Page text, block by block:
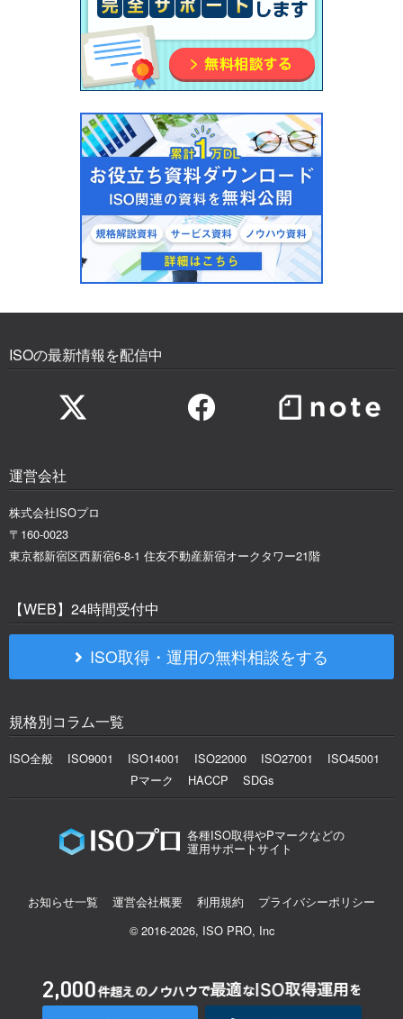
ISOの最新情報を配信中
運営会社
株式会社ISOプロ
〒160-0023
東京都新宿区西新宿6-8-1 住友不動産新宿オークタワー21階
【WEB】24時間受付中
ISO取得・運用の無料相談をする
規格別コラム一覧
ISO全般 ISO9001 ISO14001 ISO22000 ISO27001
ISO45001
Pマーク
HACCP SDGs
各種ISO取得やPマークなどの
運用サポートサイト
お知らせ一覧 運営会社概要 利用規約
プライバシーポリシー
© 2016-2026, ISO PRO, Inc